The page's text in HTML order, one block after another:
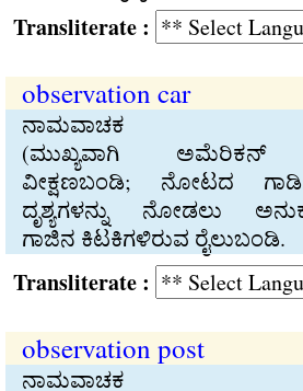
:
observation car
ನಾಮವಾಚಕ
(ಮುಖ್ಯವಾಗಿ ಅಮೆರಿಕನ್‍
ವೀಕ್ಷಣಬಂಡಿ; ನೋಟದ
ದೃಶ್ಯಗಳನ್ನು ನೋಡಲು
ಗಾಜಿನ ಕಿಟಕಿಗಳಿರುವ ರೈಲುಬಂಡಿ.
:
observation post
ನಾಮವಾಚಕ